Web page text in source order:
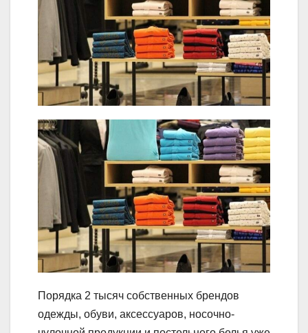
Порядка 2 тысяч собственных брендов
одежды, обуви, аксессуаров, носочно-